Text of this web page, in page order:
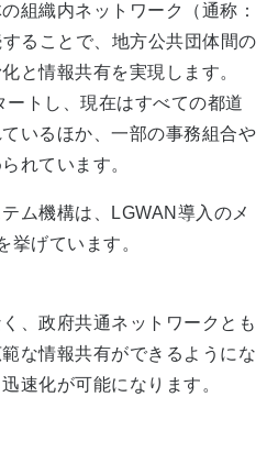
組織内ネットワーク（通称：
ることで、地方公共団体間の
と情報共有を実現します。
トし、現在はすべての都道
いるほか、一部の事務組合や
れています。
ム機構は、LGWAN導入のメ
挙げています。
、政府共通ネットワークとも
な情報共有ができるようにな
速化が可能になります。